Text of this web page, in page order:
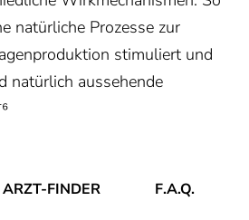
natürliche Prozesse zur
stimuliert und
natürlich aussehende
ARZT-FINDER F.A.Q.